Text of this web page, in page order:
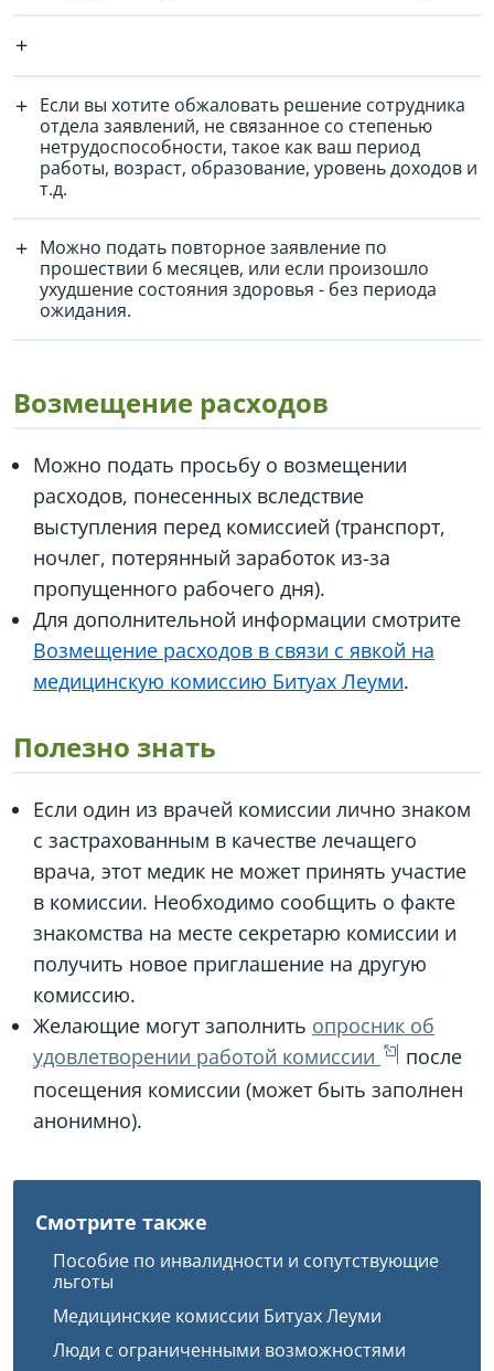
Если вы хотите обжаловать решение сотрудника
отдела заявлений, не связанное со степенью
нетрудоспособности, такое как ваш период
работы, возраст, образование, уровень доходов и
т.д.
Можно подать повторное заявление по
прошествии 6 месяцев, или если произошло
ухудшение состояния здоровья - без периода
ожидания.
Возмещение расходов
Можно подать просьбу о возмещении
расходов, понесенных вследствие
выступления перед комиссией (транспорт,
ночлег, потерянный заработок из-за
пропущенного рабочего дня).
Для дополнительной информации смотрите
Возмещение расходов в связи с явкой на
медицинскую комиссию Битуах Леуми.
Полезно знать
Если один из врачей комиссии лично знаком
с застрахованным в качестве лечащего
врача, этот медик не может принять участие
в комиссии. Необходимо сообщить о факте
знакомства на месте секретарю комиссии и
получить новое приглашение на другую
комиссию.
Желающие могут заполнить опросник об
удовлетворении работой комиссии
после
посещения комиссии (может быть заполнен
анонимно).
Смотрите также
Пособие по инвалидности и сопутствующие
льготы
Медицинские комиссии Битуах Леуми
Люди с ограниченными возможностями